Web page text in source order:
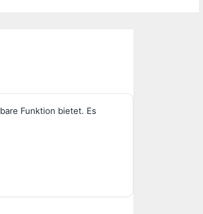
Funktion bietet. Es